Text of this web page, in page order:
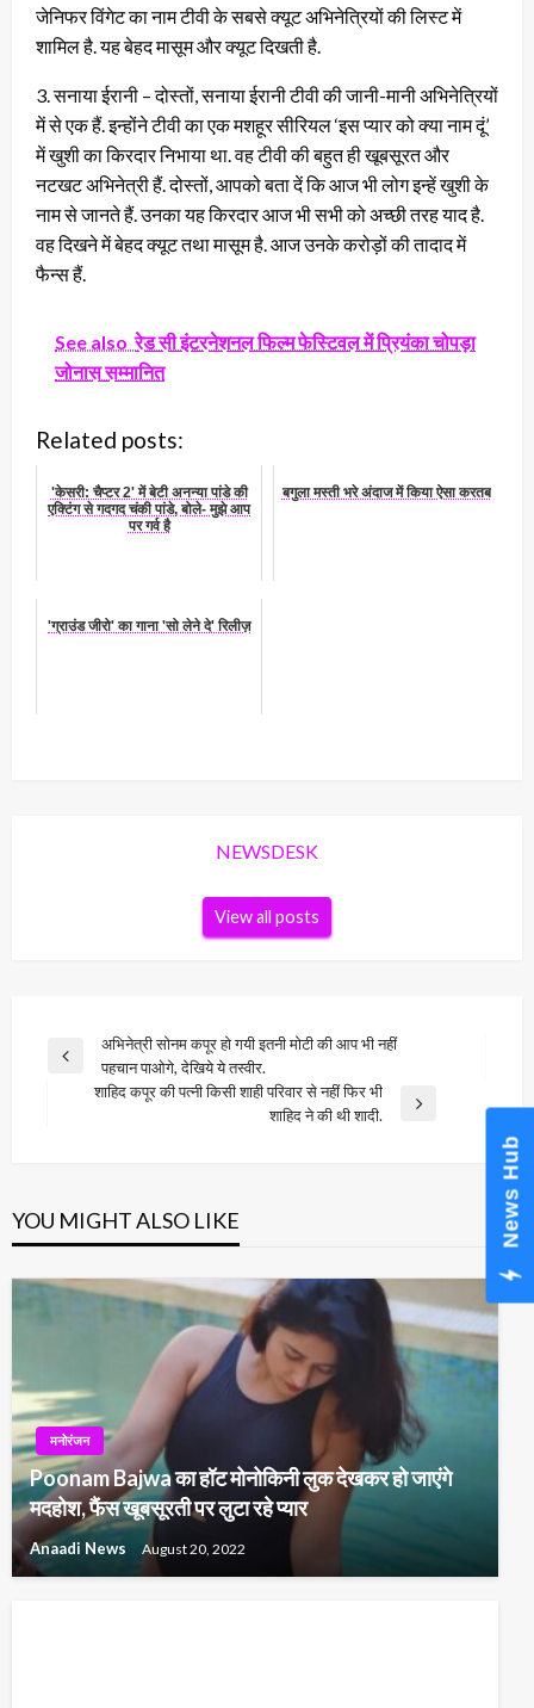
जेनिफर विंगेट का नाम टीवी के सबसे क्यूट अभिनेत्रियों की लिस्ट में
शामिल है. यह बेहद मासूम और क्यूट दिखती है.
3. सनाया ईरानी – दोस्तों, सनाया ईरानी टीवी की जानी-मानी अभिनेत्रियों
में से एक हैं. इन्होंने टीवी का एक मशहूर सीरियल ‘इस प्यार को क्या नाम दूं’
में खुशी का किरदार निभाया था. वह टीवी की बहुत ही खूबसूरत और
नटखट अभिनेत्री हैं. दोस्तों, आपको बता दें कि आज भी लोग इन्हें खुशी के
नाम से जानते हैं. उनका यह किरदार आज भी सभी को अच्छी तरह याद है.
वह दिखने में बेहद क्यूट तथा मासूम है. आज उनके करोड़ों की तादाद में
फैन्स हैं.
See also रेड सी इंटरनेशनल फिल्म फेस्टिवल में प्रियंका चोपड़ा
जोनास सम्मानित
Related posts:
'केसरी: चैप्टर 2' में बेटी अनन्या पांडे की
एक्टिंग से गदगद चंकी पांडे, बोले- मुझे आप
पर गर्व है
बगुला मस्ती भरे अंदाज में किया ऐसा करतब
'ग्राउंड जीरो' का गाना 'सो लेने दे' रिलीज़
NEWSDESK
View all posts
Post
navigation
Previous
अभिनेत्री सोनम कपूर हो गयी इतनी मोटी की आप भी नहीं
पहचान पाओगे, देखिये ये तस्वीर.
शाहिद कपूर की पत्नी किसी शाही परिवार से नहीं फिर भी
शाहिद ने की थी शादी.
YOU MIGHT ALSO LIKE
मनोरंजन
Poonam Bajwa का हॉट मोनोकिनी लुक देखकर हो जाएंगे
मदहोश, फैंस खूबसूरती पर लुटा रहे प्यार
Anaadi News August 20, 2022
News Hub